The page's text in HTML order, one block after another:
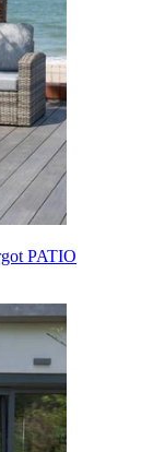
PATIO